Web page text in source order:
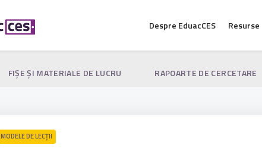
Despre EduacCES Resurse
FIŞE ŞI MATERIALE DE LUCRU RAPOARTE DE CERCETARE
MODELE DE LECȚII